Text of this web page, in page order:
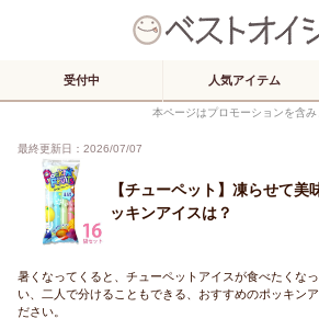
受付中 人気アイテム
本ページはプロモーションを含み
最終更新日：2026/07/07
【チューペット】凍らせて
ッキンアイスは？
暑くなってくると、チューペットアイスが食べたくな
い、二人で分けることもできる、おすすめのポッキン
ださい。